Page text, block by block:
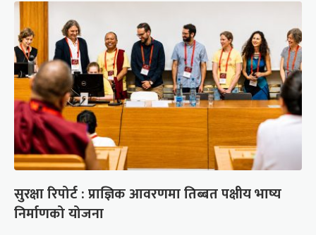
सुरक्षा रिपोर्ट : प्राज्ञिक आवरणमा तिब्बत पक्षीय भाष्य
निर्माणको योजना